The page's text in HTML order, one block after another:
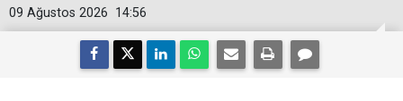
14:56
09 Ağustos 2026